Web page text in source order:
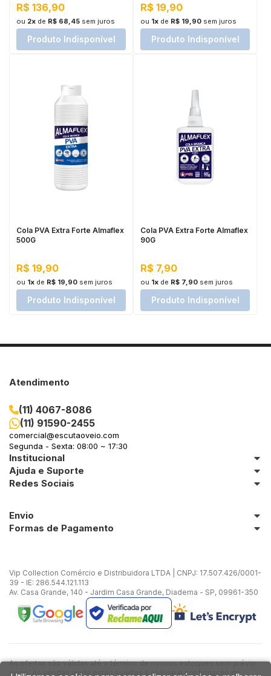
R$ 136,90
ou 2xde R$ 68,45 sem juros
Produto Indisponível
R$ 19,90
ou 1xde R$ 19,90 sem juros
Produto Indisponível
Cola PVA Extra Forte Almaflex
500G
R$ 19,90
ou 1xde R$ 19,90 sem juros
Produto Indisponível
Cola PVA Extra Forte Almaflex
90G
R$ 7,90
ou 1xde R$ 7,90 sem juros
Produto Indisponível
Atendimento
(11) 4067-8086
(11) 91590-2455
comercial@escutaoveio.com
Segunda - Sexta: 08:00 ~ 17:30
Institucional
Ajuda e Suporte
Redes Sociais
Envio
Formas de Pagamento
Vip Collection Comércio e Distribuidora LTDA | CNPJ: 17.507.426/0001-
39 - IE: 286.544.121.113
Av. Casa Grande, 140 - Jardim Casa Grande, Diadema - SP, 09961-350
As ofertas são válidas até o término de nossos estoques sem prévio
aviso. As vendas ainda estão sujeitas à análise e confirmação de